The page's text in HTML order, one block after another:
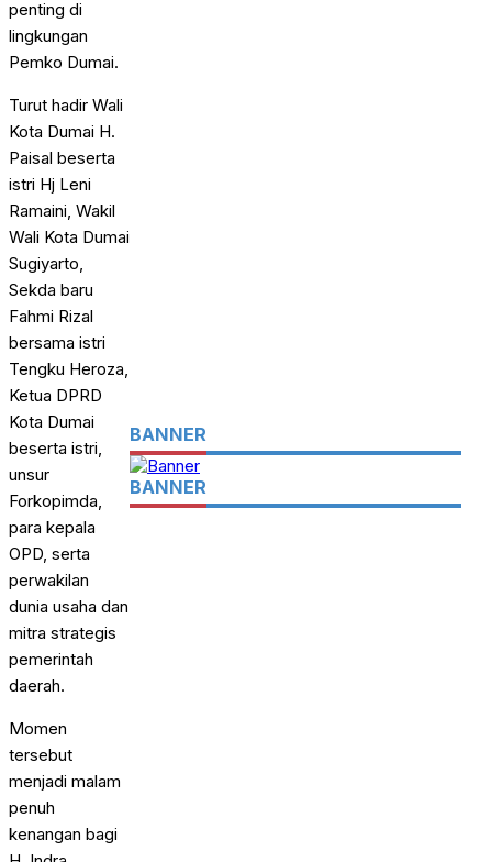
penting di
lingkungan
Pemko Dumai.
Turut hadir Wali
Kota Dumai H.
Paisal beserta
istri Hj Leni
Ramaini, Wakil
Wali Kota Dumai
Sugiyarto,
Sekda baru
Fahmi Rizal
bersama istri
Tengku Heroza,
Ketua DPRD
Kota Dumai
beserta istri,
unsur
Forkopimda,
para kepala
OPD, serta
perwakilan
dunia usaha dan
mitra strategis
pemerintah
daerah.
Momen
tersebut
menjadi malam
penuh
kenangan bagi
BANNER
BANNER